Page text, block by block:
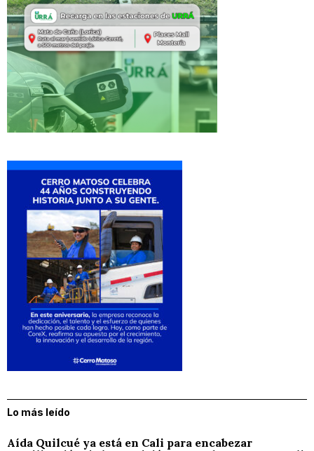
Lo más leído
Aída Quilcué ya está en Cali para encabezar